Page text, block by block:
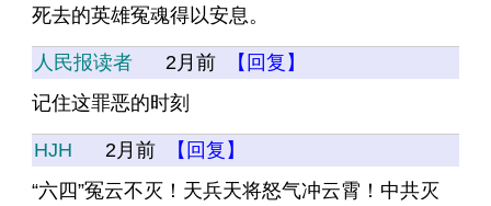
死去的英雄冤魂得以安息。
人民报读者 2月前
【回复】
记住这罪恶的时刻
HJH 2月前
【回复】
“六四”冤云不灭！天兵天将怒气冲云霄！中共灭